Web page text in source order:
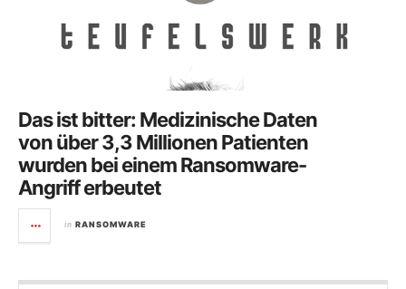
Das ist bitter: Medizinische Daten
von über 3,3 Millionen Patienten
wurden bei einem Ransomware-
Angriff erbeutet
in RANSOMWARE